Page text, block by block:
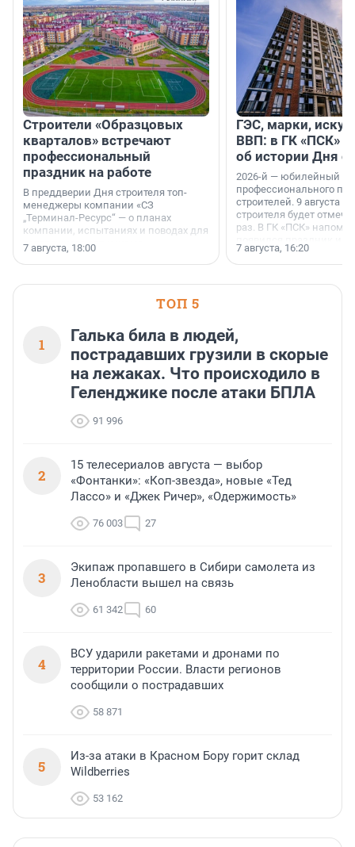
Строители «Образцовых
кварталов» встречают
профессиональный
праздник на работе
В преддверии Дня строителя топ-
менеджеры компании «СЗ
„Терминал-Ресурс“ — о планах
компании, испытаниях и поводах для
осторожного оптимизма.
7 августа, 18:00
ГЭС, марки,
ВВП: в ГК «ПСК»
об истории Дня
2026-й — юбилейный
профессионального
строителей. 9 августа
строителя будет
раз. В ГК «ПСК»
поменялась роль
7 августа, 16:20
ТОП 5
1
Галька била в людей,
пострадавших грузили в скорые
на лежаках. Что происходило в
Геленджике после атаки БПЛА
91 996
2
15 телесериалов августа — выбор
«Фонтанки»: «Коп-звезда», новые «Тед
Лассо» и «Джек Ричер», «Одержимость»
76 003 27
3
Экипаж пропавшего в Сибири самолета из
Ленобласти вышел на связь
61 342 60
4
ВСУ ударили ракетами и дронами по
территории России. Власти регионов
сообщили о пострадавших
58 871
5
Из-за атаки в Красном Бору горит склад
Wildberries
53 162